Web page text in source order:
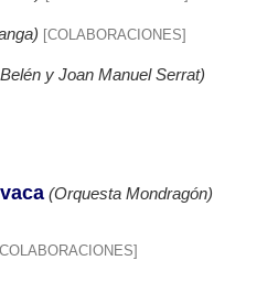
[COLABORACIONES]
y Joan Manuel Serrat)
(Orquesta Mondragón)
[COLABORACIONES]